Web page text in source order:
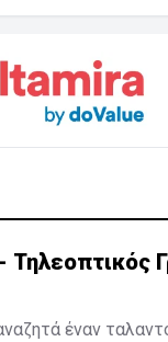
Τηλεοπτικός
έναν